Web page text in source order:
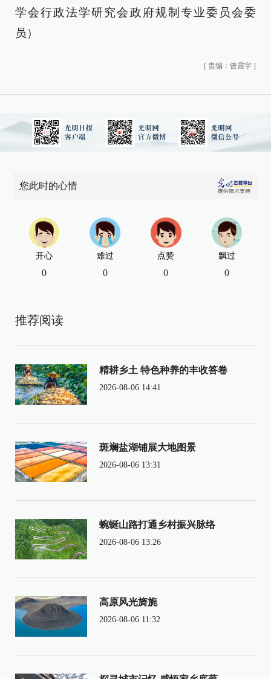
学会行政法学研究会政府规制专业委员会委
员）
[ 责编：曾震宇 ]
您此时的心情
开心
0
难过
0
点赞
0
飘过
0
推荐阅读
精耕乡土 特色种养的丰收答卷
2026-08-06 14:41
斑斓盐湖铺展大地图景
2026-08-06 13:31
蜿蜒山路打通乡村振兴脉络
2026-08-06 13:26
高原风光旖旎
2026-08-06 11:32